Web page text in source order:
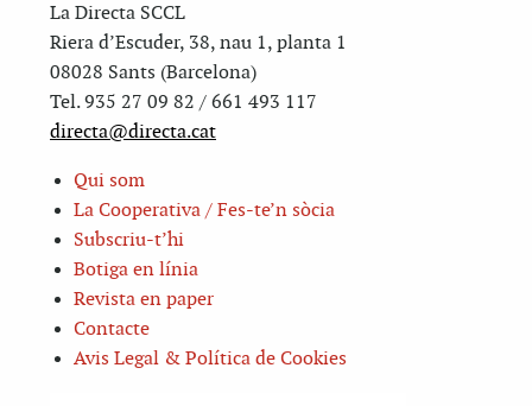
La Directa SCCL
Riera d’Escuder, 38, nau 1, planta 1
08028 Sants (Barcelona)
Tel. 935 27 09 82 / 661 493 117
directa@directa.cat
Qui som
La Cooperativa / Fes-te’n sòcia
Subscriu-t’hi
Botiga en línia
Revista en paper
Contacte
Avis Legal & Política de Cookies